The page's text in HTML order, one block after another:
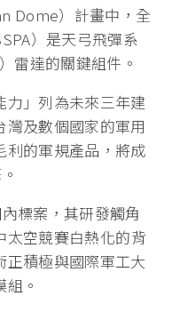
Dome）計畫中，全
）是天弓飛彈系
雷達的關鍵組件。
力」列為未來三年建
及數個國家的軍用
利的軍規產品，將成
標案，其研發觸角
太空競賽白熱化的背
正積極與國際軍工大
。